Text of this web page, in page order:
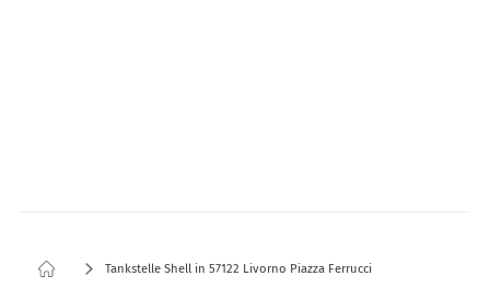
Tankstelle Shell in 57122 Livorno Piazza Ferrucci